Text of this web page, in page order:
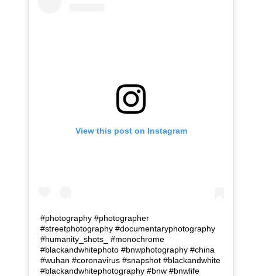
View this post on Instagram
#photography #photographer
#streetphotography #documentaryphotography
#humanity_shots_ #monochrome
#blackandwhitephoto #bnwphotography #china
#wuhan #coronavirus #snapshot #blackandwhite
#blackandwhitephotography #bnw #bnwlife